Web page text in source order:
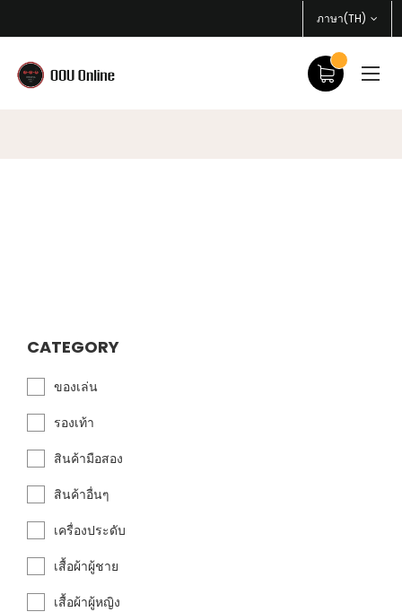
ภาษา(TH)
CATEGORY
ของเล่น
รองเท้า
สินค้ามือสอง
สินค้าอื่นๆ
เครื่องประดับ
เสื้อผ้าผู้ชาย
เสื้อผ้าผู้หญิง